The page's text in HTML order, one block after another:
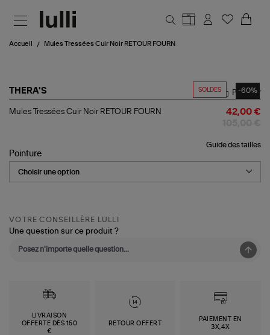
Accueil Mules Tressées Cuir Noir RETOUR FOURN
SOLDES -60%
THERA'S
Mules
RETOUR
FOURN
Partager
Mules Tressées Cuir Noir RETOUR FOURN 42,00 €
Guide des tailles
Pointure
VOTRE CONSEILLÈRE LULLI
Une question sur ce produit ?
LIVRAISON
OFFERTE DÈS 150
€
RETOUR OFFERT
PAIEMENT EN
3X,4X